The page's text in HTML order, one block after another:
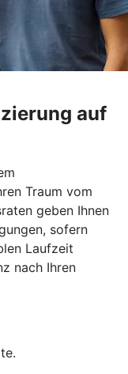
auf
Traum vom
geben Ihnen
sofern
Laufzeit
nach Ihren